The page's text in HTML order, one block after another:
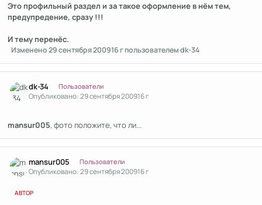
Это профильный раздел и за такое оформление в нём тем,
предупредение, сразу !!!
И тему перенёс.
Изменено29 сентября 200916 гпользователем dk-34
dk-34 Пользователи
Опубликовано:29 сентября 200916 г
mansur005, фото положите, что ли...
mansur005 Пользователи
Опубликовано:29 сентября 200916 г
АВТОР